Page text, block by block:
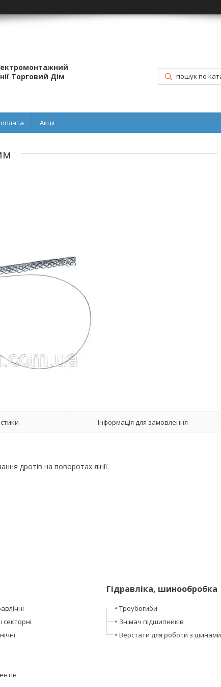
Торговий Дім
Акції
Інформація для замовлення
дротів на поворотах лінії.
секторні
Гідравліка, шинообробка
Троубогиби
Знімач підшипників
Верстати для роботи з шинами